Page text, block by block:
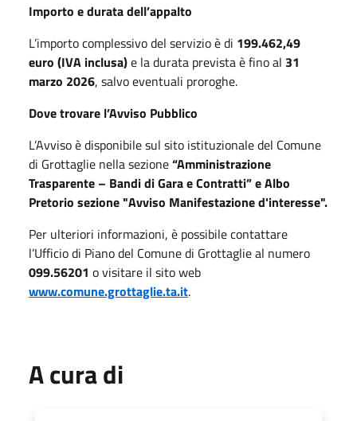
Importo e durata dell’appalto
L’importo complessivo del servizio è di 199.462,49
euro (IVA inclusa)e la durata prevista è fino al 31
marzo 2026, salvo eventuali proroghe.
Dove trovare l’Avviso Pubblico
L’Avviso è disponibile sul sito istituzionale del Comune
di Grottaglie nella sezione“Amministrazione
Trasparente – Bandi di Gara e Contratti” e Albo
Pretorio sezione "Avviso Manifestazione d'interesse".
Per ulteriori informazioni, è possibile contattare
l’Ufficio di Piano del Comune di Grottaglie al numero
099.56201 o visitare il sito web
www.comune.grottaglie.ta.it.
A cura di